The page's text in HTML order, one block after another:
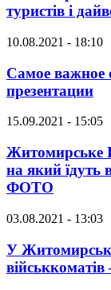
туристів і
10.08.2021 - 18:10
Самое важное
презентации
15.09.2021 - 15:05
Житомирське
на який їдуть
ФОТО
03.08.2021 - 13:03
У
військкоматів